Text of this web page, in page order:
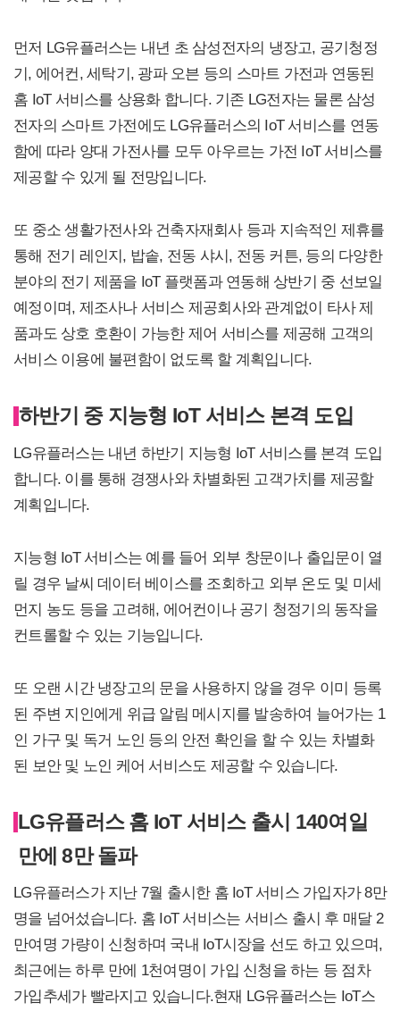
먼저 LG유플러스는 내년 초 삼성전자의 냉장고, 공기청정
기, 에어컨, 세탁기, 광파 오븐 등의 스마트 가전과 연동된
홈 IoT 서비스를 상용화 합니다. 기존 LG전자는 물론 삼성
전자의 스마트 가전에도 LG유플러스의 IoT 서비스를 연동
함에 따라 양대 가전사를 모두 아우르는 가전 IoT 서비스를
제공할 수 있게 될 전망입니다.
또 중소 생활가전사와 건축자재회사 등과 지속적인 제휴를
통해 전기 레인지, 밥솥, 전동 샤시, 전동 커튼, 등의 다양한
분야의 전기 제품을 IoT 플랫폼과 연동해 상반기 중 선보일
예정이며, 제조사나 서비스 제공회사와 관계없이 타사 제
품과도 상호 호환이 가능한 제어 서비스를 제공해 고객의
서비스 이용에 불편함이 없도록 할 계획입니다.
하반기 중 지능형 IoT 서비스 본격 도입
LG유플러스는 내년 하반기 지능형 IoT 서비스를 본격 도입
합니다. 이를 통해 경쟁사와 차별화된 고객가치를 제공할
계획입니다.
지능형 IoT 서비스는 예를 들어 외부 창문이나 출입문이 열
릴 경우 날씨 데이터 베이스를 조회하고 외부 온도 및 미세
먼지 농도 등을 고려해, 에어컨이나 공기 청정기의 동작을
컨트롤할 수 있는 기능입니다.
또 오랜 시간 냉장고의 문을 사용하지 않을 경우 이미 등록
된 주변 지인에게 위급 알림 메시지를 발송하여 늘어가는 1
인 가구 및 독거 노인 등의 안전 확인을 할 수 있는 차별화
된 보안 및 노인 케어 서비스도 제공할 수 있습니다.
LG유플러스 홈 IoT 서비스 출시 140여일
만에 8만 돌파
LG유플러스가 지난 7월 출시한 홈 IoT 서비스 가입자가 8만
명을 넘어섰습니다. 홈 IoT 서비스는 서비스 출시 후 매달 2
만여명 가량이 신청하며 국내 IoT시장을 선도 하고 있으며,
최근에는 하루 만에 1천여명이 가입 신청을 하는 등 점차
가입추세가 빨라지고 있습니다.현재 LG유플러스는 IoT스